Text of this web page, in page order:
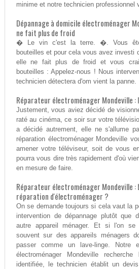
minime et notre technicien professionnel
Dépannage à domicile électroménager
ne fait plus de froid
� Le vin c'est la terre. �. Vous
bouteilles et pour cela vous avez investi
elle ne fait plus de froid et vous
bouteilles : Appelez-nous ! Nous
technicien détectera d'om vient la panne.
Réparateur électroménager Mondeville :
Justement, vous aviez décidé de
raté au cinéma, ce soir sur votre
a décidé autrement, elle ne s'allume
réparation électroménager Mondeville
amener votre téléviseur, soit de vous
pourra vous dire très rapidement d'où
en mesure de faire.
Réparateur électroménager Mondeville :
réparation d'électroménager ?
On se demande toujours si cela vaut la
intervention de dépannage plutôt que
autre appareil ménager. Et si l'on
souvent sur des appareils ménagers
passer comme un lave-linge. Notre
électroménager Mondeville
identifiée, le technicien établit un